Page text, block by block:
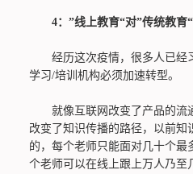
4：”线上教育“对”传统教育“
经历这次疫情，很多人已经
学习/培训机构必须加速转型。
就像互联网改变了产品的流
改变了知识传播的路径，以前知
的，每个老师只能面对几十个最
个老师可以在线上跟上万人乃至